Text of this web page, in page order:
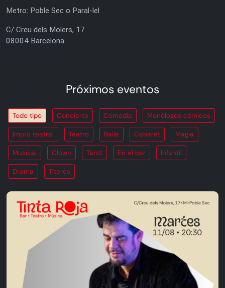
Metro: Poble Sec o Paral-lel
C/ Creu dels Molers, 17
08004 Barcelona
Próximos eventos
Todo tipo Concierto Comedia Monólogos cómicos
Impro teatral Teatro Baile Cabaret Magia
Musical Clown Tarot En el bar Infantil
Drama Títeres